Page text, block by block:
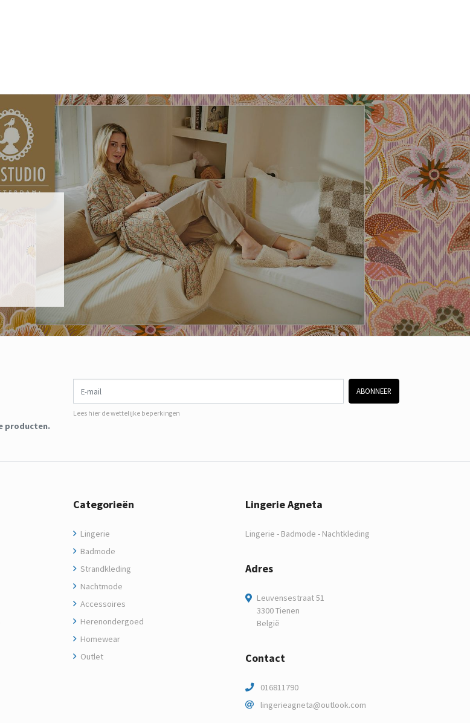
producten.
E-mail
ABONNEER
Lees hier de wettelijke beperkingen
Categorieën
Lingerie
Badmode
Strandkleding
Nachtmode
Accessoires
Herenondergoed
Homewear
Outlet
Lingerie Agneta
Lingerie - Badmode - Nachtkleding
Adres
Leuvensestraat 51
3300 Tienen
België
Contact
016811790
lingerieagneta@outlook.com